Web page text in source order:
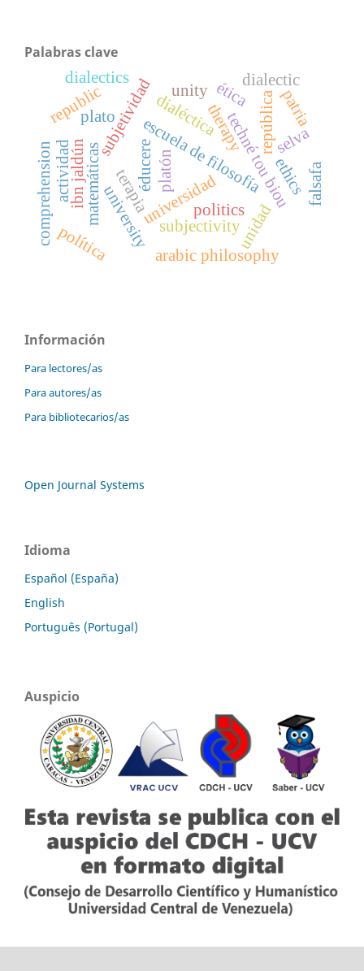
Palabras clave
universidad
escuela de filosofía
techné tou biou
terapia
éducere
subjetividad
university
therapy
subjectivity
platón
república
matemáticas
dialéctica
unidad
plato
republic
dialectics
unity ética
política
comprehension ethics
politics
patria
selva
falsafa
ibn jaldún
arabic philosophy
actividad
dialectic
Información
Para lectores/as
Para autores/as
Para bibliotecarios/as
Open Journal Systems
Idioma
Español (España)
English
Português (Portugal)
Auspicio